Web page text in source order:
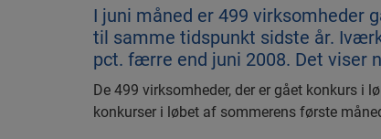
I juni måned er 499 virksomheder
til samme tidspunkt sidste år.
pct. færre end juni 2008. Det viser
De 499 virksomheder, der er gået konkurs i
konkurser i løbet af sommerens første